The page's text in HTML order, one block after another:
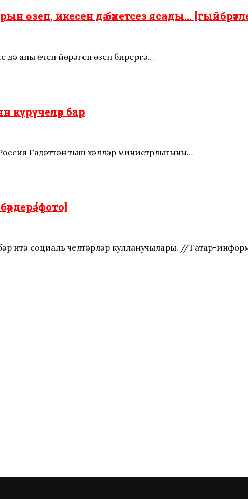
өзеп, икесен дә бәхетсез ясады…
аның өчен йөрәген өзеп бирергә…
бар
Гадәттән тыш хәлләр министрлыгының…
[фото]
итә социаль челтәрләр кулланучылары. //Татар-